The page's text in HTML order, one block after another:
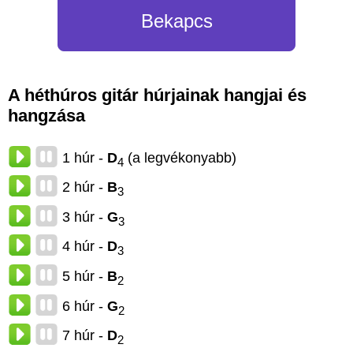
Bekapcs
A héthúros gitár húrjainak hangjai és
hangzása
1 húr - D4 (a legvékonyabb)
2 húr - B3
3 húr - G3
4 húr - D3
5 húr - B2
6 húr - G2
7 húr - D2